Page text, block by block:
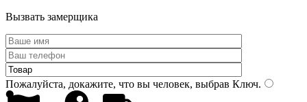
Вызвать замерщика
Пожалуйста, докажите, что вы человек, выбрав Ключ.